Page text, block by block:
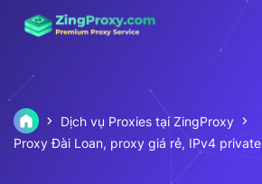
Dịch vụ Proxies tại ZingProxy
Proxy Đài Loan, proxy giá rẻ, IPv4 private